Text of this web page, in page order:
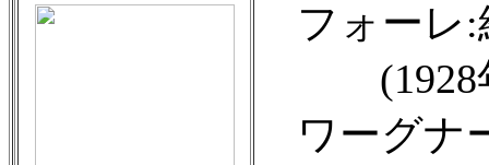
フォーレ:
(1928年
ワーグナ